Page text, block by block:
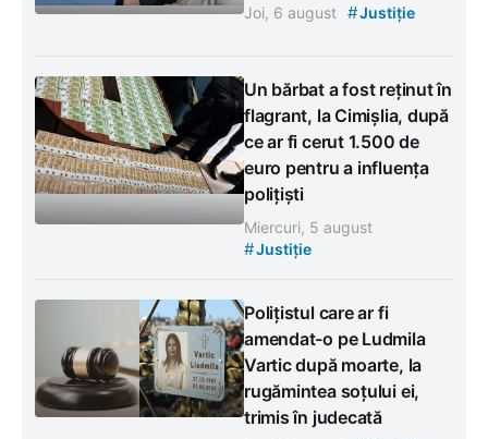
Joi, 6 august #Justiție
Un bărbat a fost reținut în
flagrant, la Cimișlia, după
ce ar fi cerut 1.500 de
euro pentru a influența
polițiști
Miercuri, 5 august
#Justiție
Polițistul care ar fi
amendat-o pe Ludmila
Vartic după moarte, la
rugămintea soțului ei,
trimis în judecată